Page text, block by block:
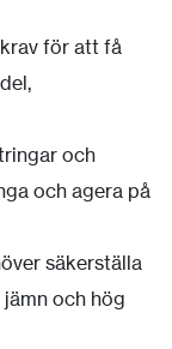
för att få
och
och agera på
säkerställa
och hög